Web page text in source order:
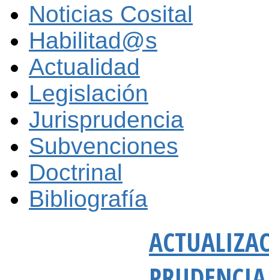
Noticias Cosital
Habilitad@s
Actualidad
Legislación
Jurisprudencia
Subvenciones
Doctrinal
Bibliografía